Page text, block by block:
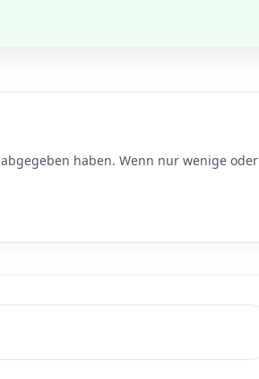
abgegeben haben. Wenn nur wenige oder